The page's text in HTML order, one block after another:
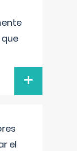
+
el